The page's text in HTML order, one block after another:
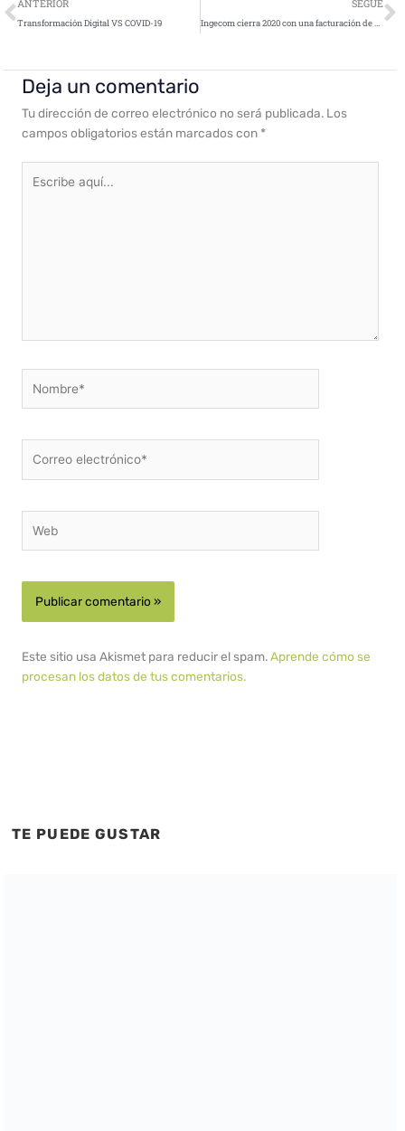
ANTERIOR
Transformación Digital VS COVID-19
SEGUE
Ingecom cierra 2020 con una facturación de 31,2 millones de euros
Deja un comentario
Tu dirección de correo electrónico no será publicada. Los
campos obligatorios están marcados con *
aquí...
electrónico*
Este sitio usa Akismet para reducir el spam.Aprende cómo se
procesan los datos de tus comentarios.
TE PUEDE GUSTAR